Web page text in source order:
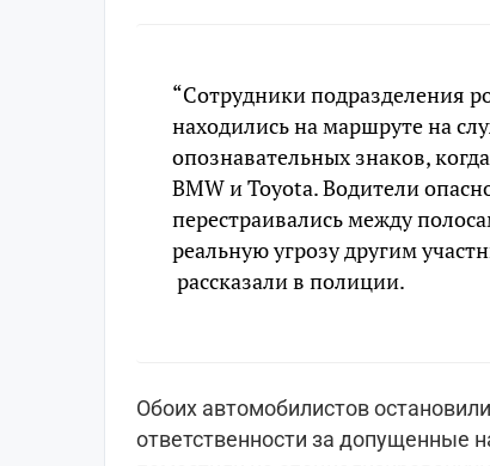
“Сотрудники подразделения
находились на маршруте на
опознавательных знаков,
BMW и Toyota. Водители
перестраивались между
реальную угрозу другим
рассказали в полиции.
Обоих автомобилистов
ответственности за допущенные